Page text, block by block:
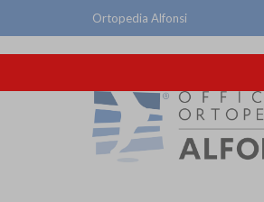
Ortopedia Alfonsi